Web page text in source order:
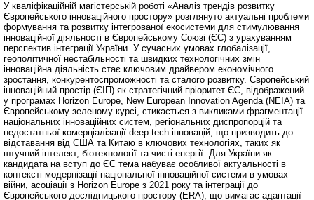
У кваліфікаційній магістерській роботі «Аналіз трендів розвитку
Європейського інноваційного простору» розглянуто актуальні проблеми
формування та розвитку інтегрованої екосистеми для стимулювання
інноваційної діяльності в Європейському Союзі (ЄС) з урахуванням
перспектив інтеграції України. У сучасних умовах глобалізації,
геополітичної нестабільності та швидких технологічних змін
інноваційна діяльність стає ключовим драйвером економічного
зростання, конкурентоспроможності та сталого розвитку. Європейський
інноваційний простір (ЄІП) як стратегічний пріоритет ЄС, відображений
у програмах Horizon Europe, New European Innovation Agenda (NEIA) та
Європейському зеленому курсі, стикається з викликами фрагментації
національних інноваційних систем, регіональних диспропорцій та
недостатньої комерціалізації deep-tech інновацій, що призводить до
відставання від США та Китаю в ключових технологіях, таких як
штучний інтелект, біотехнології та чисті енергії. Для України як
кандидата на вступ до ЄС тема набуває особливої актуальності в
контексті модернізації національної інноваційної системи в умовах
війни, асоціації з Horizon Europe з 2021 року та інтеграції до
Європейського дослідницького простору (ERA), що вимагає адаптації